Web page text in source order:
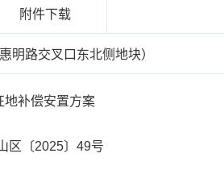
附件下载
明路交叉口东北侧地块）
地补偿安置方案
区〔2025〕49号